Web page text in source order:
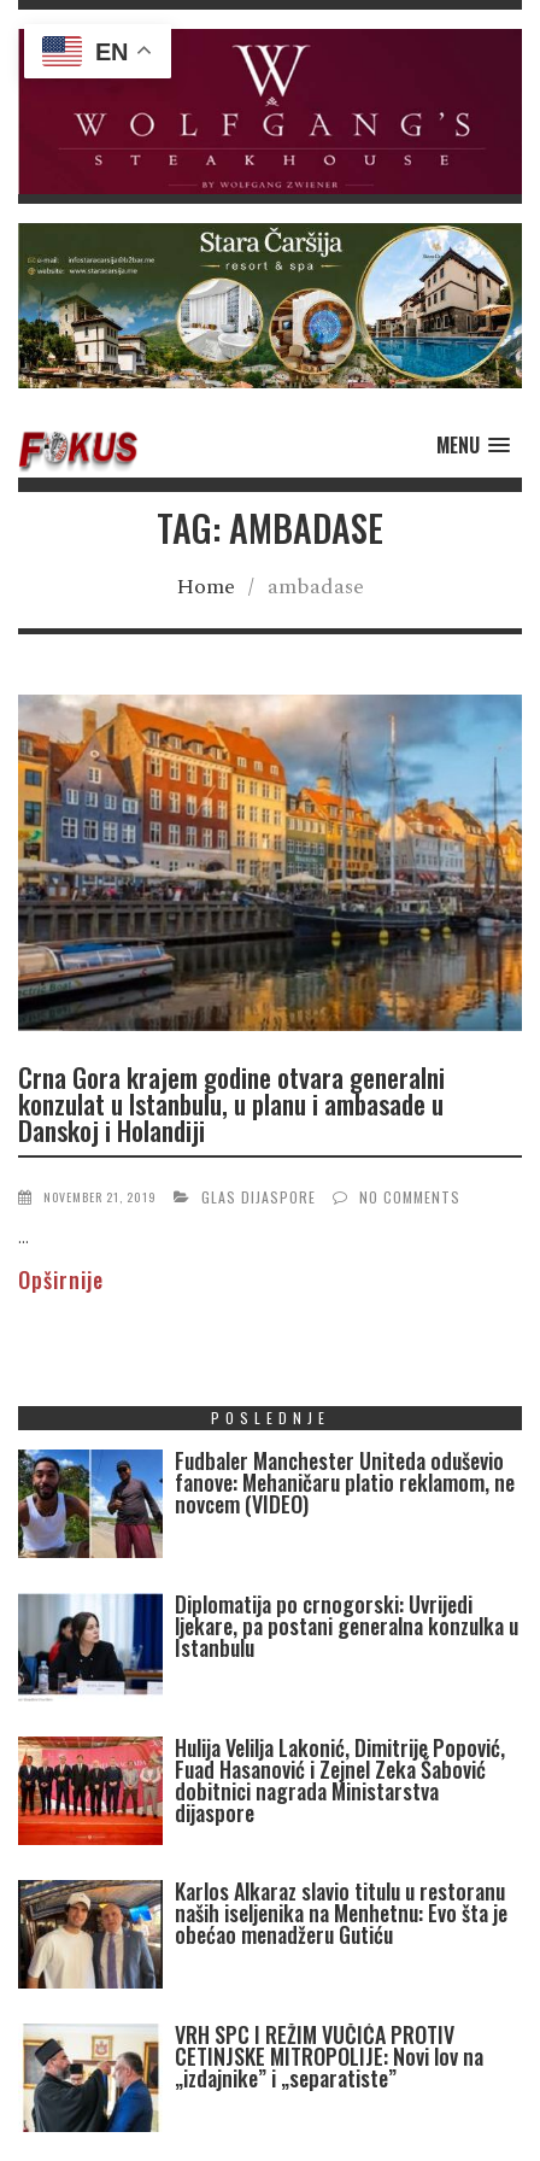
MENU
TAG: AMBADASE
Home / ambadase
Crna Gora krajem godine otvara generalni
konzulat u Istanbulu, u planu i ambasade u
Danskoj i Holandiji
NOVEMBER 21, 2019 GLAS DIJASPORE NO COMMENTS
...
Opširnije
POSLEDNJE
Fudbaler Manchester Uniteda oduševio
fanove: Mehaničaru platio reklamom, ne
novcem (VIDEO)
Diplomatija po crnogorski: Uvrijedi
ljekare, pa postani generalna konzulka u
Istanbulu
Hulija Velilja Lakonić, Dimitrije Popović,
Fuad Hasanović i Zejnel Zeka Šabović
dobitnici nagrada Ministarstva
dijaspore
Karlos Alkaraz slavio titulu u restoranu
naših iseljenika na Menhetnu: Evo šta je
obećao menadžeru Gutiću
VRH SPC I REŽIM VUČIĆA PROTIV
CETINJSKE MITROPOLIJE: Novi lov na
„izdajnike” i „separatiste”
EN